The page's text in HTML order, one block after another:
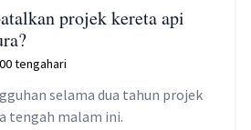
projek kereta api
tengahari
selama dua tahun projek
tengah malam ini.